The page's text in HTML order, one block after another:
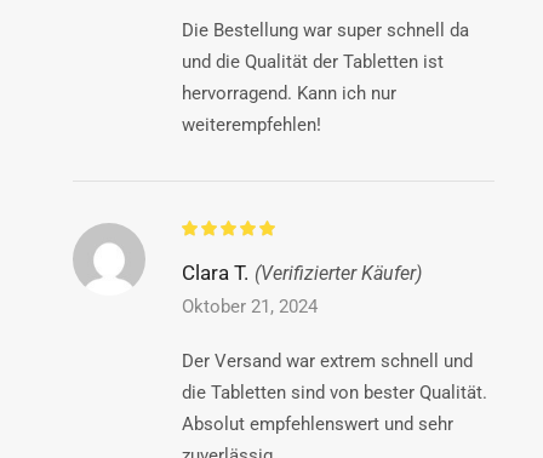
Die Bestellung war super schnell da
und die Qualität der Tabletten ist
hervorragend. Kann ich nur
weiterempfehlen!
Clara T. (Verifizierter Käufer)
Oktober 21, 2024
Der Versand war extrem schnell und
die Tabletten sind von bester Qualität.
Absolut empfehlenswert und sehr